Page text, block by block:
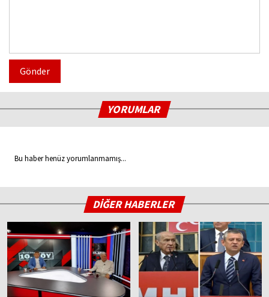
Gönder
YORUMLAR
Bu haber henüz yorumlanmamış...
DİĞER HABERLER